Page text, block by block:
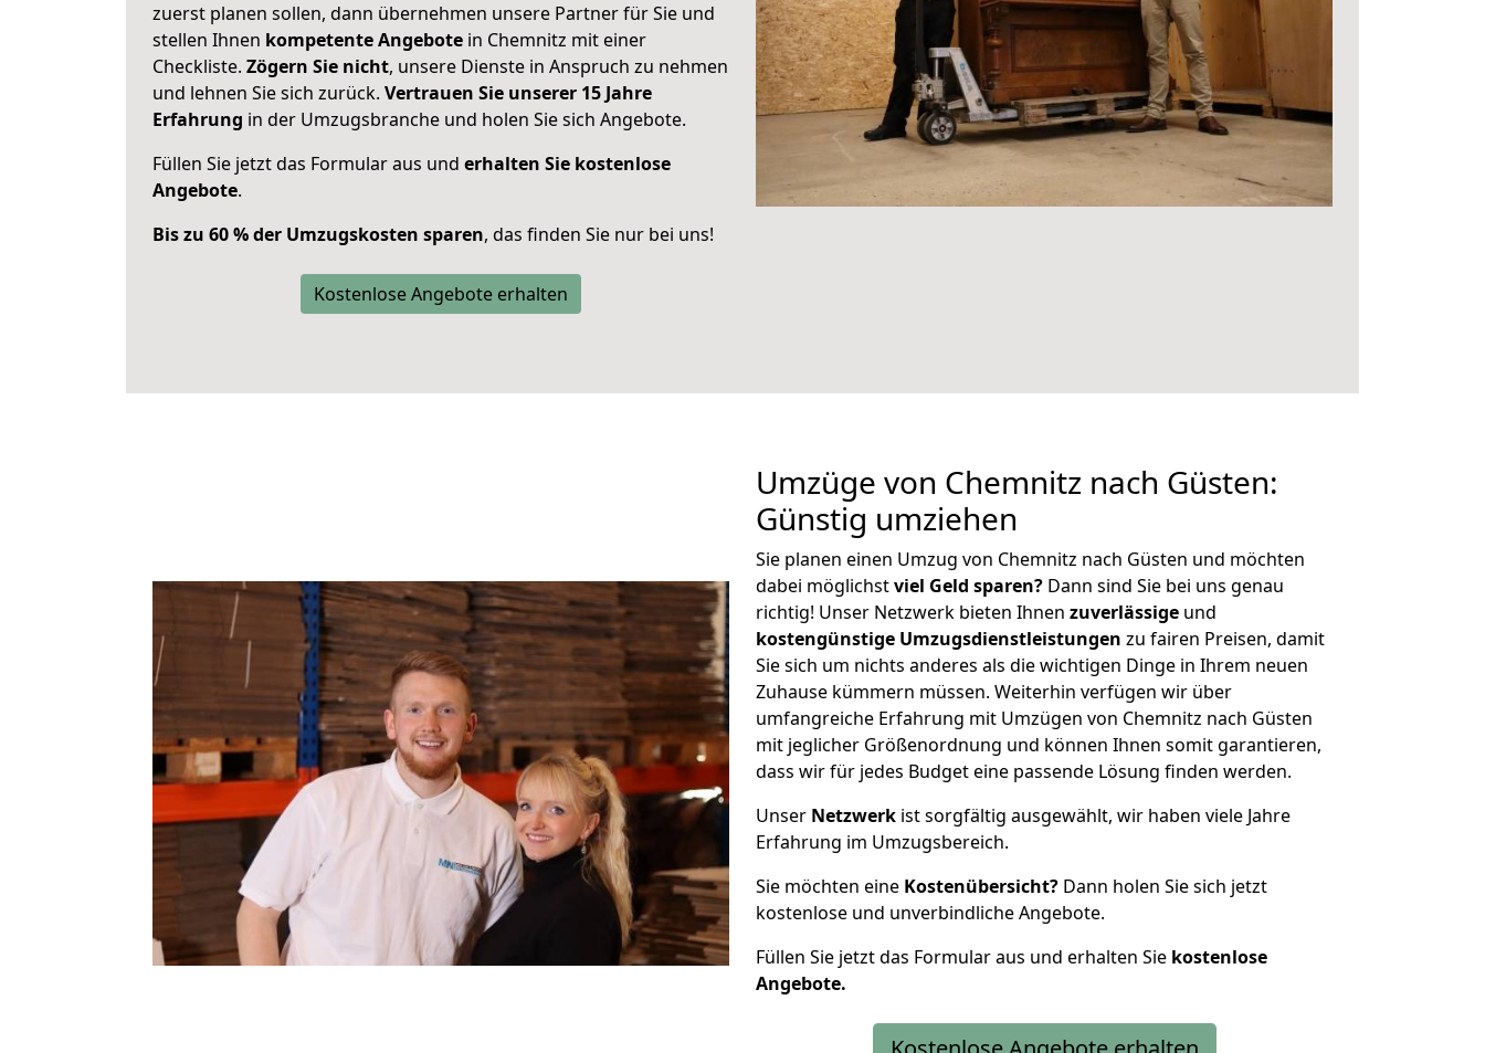
zuerst planen sollen, dann übernehmen unsere Partner für Sie und
stellen Ihnen kompetente Angebote in Chemnitz mit einer
Checkliste. Zögern Sie nicht, unsere Dienste in Anspruch zu nehmen
und lehnen Sie sich zurück. Vertrauen Sie unserer 15 Jahre
Erfahrung in der Umzugsbranche und holen Sie sich Angebote.
Füllen Sie jetzt das Formular aus und erhalten Sie kostenlose
Angebote.
Bis zu 60 % der Umzugskosten sparen, das finden Sie nur bei uns!
Kostenlose Angebote erhalten
Umzüge von Chemnitz nach Güsten:
Günstig umziehen
Sie planen einen Umzug von Chemnitz nach Güsten und möchten
dabei möglichstviel Geld sparen? Dann sind Sie bei uns genau
richtig! Unser Netzwerk bieten Ihnen zuverlässige und
kostengünstige Umzugsdienstleistungen zu fairen Preisen, damit
Sie sich um nichts anderes als die wichtigen Dinge in Ihrem neuen
Zuhause kümmern müssen. Weiterhin verfügen wir über
umfangreiche Erfahrung mit Umzügen von Chemnitz nach Güsten
mit jeglicher Größenordnung und können Ihnen somit garantieren,
dass wir für jedes Budget eine passende Lösung finden werden.
Unser Netzwerk ist sorgfältig ausgewählt, wir haben viele Jahre
Erfahrung im Umzugsbereich.
Sie möchten eine Kostenübersicht? Dann holen Sie sich jetzt
kostenlose und unverbindliche Angebote.
Füllen Sie jetzt das Formular aus und erhalten Sie kostenlose
Angebote.